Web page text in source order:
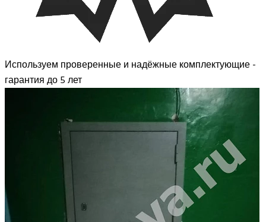
Используем проверенные и надёжные комплектующие -
гарантия до 5 лет